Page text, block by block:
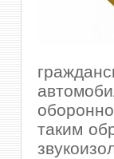
таким